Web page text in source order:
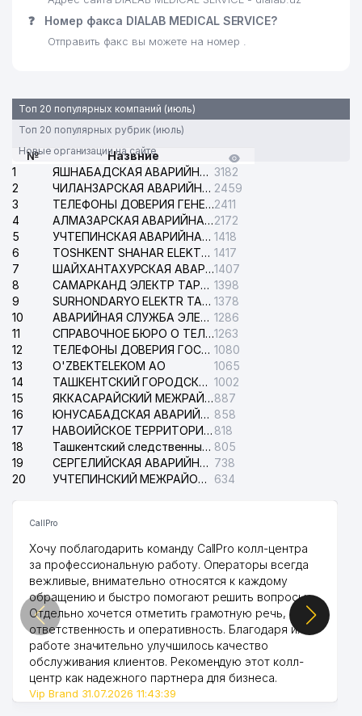
❓ Номер факса DIALAB MEDICAL SERVICE?
Отправить факс вы можете на номер .
Топ 20 популярных компаний (июль)
Топ 20 популярных рубрик (июль)
Новые организации на сайте
№
Назвние
1
ЯШНАБАДСКАЯ АВАРИЙНАЯ СЛУЖБА ЭЛЕКТРОСЕТИ 3182
2
ЧИЛАНЗАРСКАЯ АВАРИЙНАЯ СЛУЖБА ЭЛЕКТРОСЕТИ 2459
3
ТЕЛЕФОНЫ ДОВЕРИЯ ГЕНЕРАЛЬНОЙ ПРОКУРАТУРЫ РЕСПУБЛИКИ УЗБЕКИСТАН2411
4
АЛМАЗАРСКАЯ АВАРИЙНАЯ СЛУЖБА ЭЛЕКТРОСЕТИ2172
5
УЧТЕПИНСКАЯ АВАРИЙНАЯ СЛУЖБА ЭЛЕКТРОСЕТИ 1418
6
TOSHKENT SHAHAR ELEKTR TARMOQLARI KORXONASI АО 1417
7
ШАЙХАНТАХУРСКАЯ АВАРИЙНАЯ СЛУЖБА ЭЛЕКТРОСЕТИ1407
8
САМАРКАНД ЭЛЕКТР ТАРМОКЛАРИ АО 1398
9
SURHONDARYO ELEKTR TARMOKLARI АО 1378
10
АВАРИЙНАЯ СЛУЖБА ЭЛЕКТРОСЕТИ ТАШКЕНТСКОГО РАЙОНА 1286
11
СПРАВОЧНОЕ БЮРО О ТЕЛЕФОНАХ ОРГАНИЗАЦИЙ г. ТАШКЕНТА1263
12
ТЕЛЕФОНЫ ДОВЕРИЯ ГОСУДАРСТВЕННОГО ЦЕНТРА ТЕСТИРОВАНИЯ 1080
13
O'ZBEKTELEKOM АО
1065
14
ТАШКЕНТСКИЙ ГОРОДСКОЙ СУД ПО ГРАЖДАНСКИМ ДЕЛАМ 1002
15
ЯККАСАРАЙСКИЙ МЕЖРАЙОННЫЙ СУД ПО ГРАЖДАНСКИМ ДЕЛАМ887
16
ЮНУСАБАДСКАЯ АВАРИЙНАЯ СЛУЖБА ЭЛЕКТРОСЕТИ 858
17
НАВОИЙСКОЕ ТЕРРИТОРИАЛЬНОЕ ПРЕДПРИЯТИЕ ЭЛЕКТРОСЕТИ АО 818
18
Ташкентский следственный изолятор 805
19
СЕРГЕЛИЙСКАЯ АВАРИЙНАЯ СЛУЖБА ЭЛЕКТРОСЕТИ 738
20
УЧТЕПИНСКИЙ МЕЖРАЙОННЫЙ СУД ПО ГРАЖДАНСКИМ ДЕЛАМ 634
CallPro
Хочу поблагодарить команду CallPro колл-центра
за профессиональную работу. Операторы всегда
вежливые, внимательно относятся к каждому
обращению и быстро помогают решить вопросы.
Отдельно хочется отметить грамотную речь,
ответственность и оперативность. Благодаря их
работе значительно улучшилось качество
обслуживания клиентов. Рекомендую этот колл-
центр как надежного партнера для бизнеса.
Vip Brand 31.07.2026 11:43:39